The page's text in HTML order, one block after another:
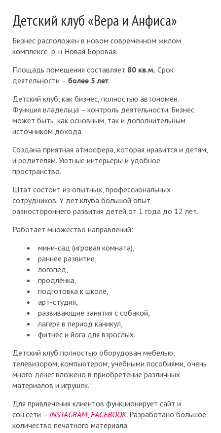
Детский клуб «Вера и Анфиса»
Бизнес расположен в новом современном жилом
комплексе, р-н Новая Боровая.
Площадь помещения составляет 80 кв.м. Срок
деятельности – более 5 лет.
Детский клуб, как бизнес, полностью автономен.
Функция владельца – контроль деятельности. Бизнес
может быть, как основным, так и дополнительным
источником дохода.
Создана приятная атмосфера, которая нравится и детям,
и родителям. Уютные интерьеры и удобное
пространство.
Штат состоит из опытных, профессиональных
сотрудников. У дет.клуба большой опыт
разностороннего развития детей от 1 года до 12 лет.
Работает множество направлений:
мини-сад (игровая комната),
раннее развитие,
логопед,
продлёнка,
подготовка к школе,
арт-студия,
развивающие занятия с собакой,
лагеря в период каникул,
фитнес и йога для взрослых.
Детский клуб полностью оборудован мебелью,
телевизором, компьютером, учебными пособиями, очень
много денег вложено в приобретение различных
материалов и игрушек.
Для привлечения клиентов функционирует сайт и
соц.сети – INSTAGRAM, FACEBOOК. Разработано большое
количество печатного материала.